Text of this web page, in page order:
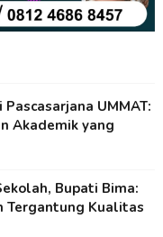
UMMAT:
Akademik yang
Bupati Bima:
Tergantung Kualitas